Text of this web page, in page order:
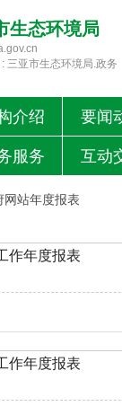
生态环境局
三亚市生态环境局.政务
介绍 要闻
服务 互动
网站年度报表
作年度报表
作年度报表